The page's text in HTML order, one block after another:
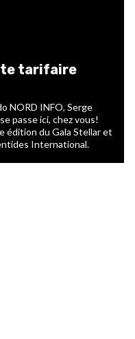
tarifaire
NORD INFO, Serge
passe ici, chez vous!
édition du Gala Stellar et
International.